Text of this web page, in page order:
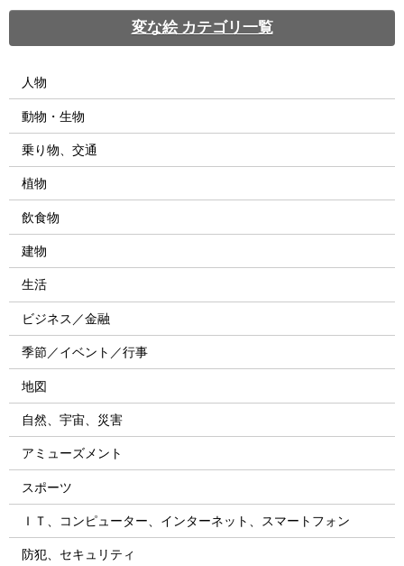
変な絵 カテゴリ一覧
人物
動物・生物
乗り物、交通
植物
飲食物
建物
生活
ビジネス／金融
季節／イベント／行事
地図
自然、宇宙、災害
アミューズメント
スポーツ
ＩＴ、コンピューター、インターネット、スマートフォン
防犯、セキュリティ